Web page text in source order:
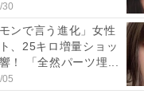
30
モンで言う進化」女性
、25キロ増量ショッ
！ 「全然パーツ埋...
05